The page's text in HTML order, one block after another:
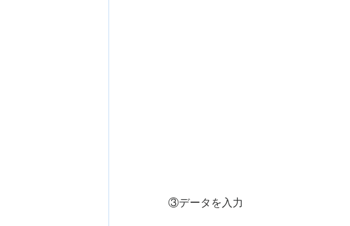
③データを入力